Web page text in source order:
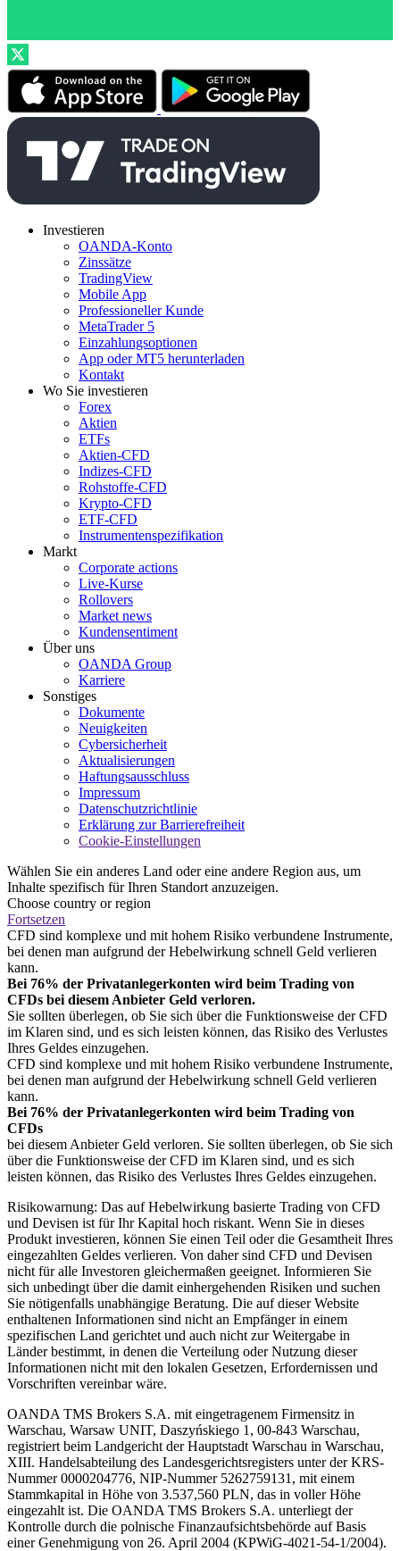
Investieren
OANDA-Konto
Zinssätze
TradingView
Mobile App
Professioneller Kunde
MetaTrader 5
Einzahlungsoptionen
App oder MT5 herunterladen
Kontakt
Wo Sie investieren
Forex
Aktien
ETFs
Aktien-CFD
Indizes-CFD
Rohstoffe-CFD
Krypto-CFD
ETF-CFD
Instrumentenspezifikation
Markt
Corporate actions
Live-Kurse
Rollovers
Market news
Kundensentiment
Über uns
OANDA Group
Karriere
Sonstiges
Dokumente
Neuigkeiten
Cybersicherheit
Aktualisierungen
Haftungsausschluss
Impressum
Datenschutzrichtlinie
Erklärung zur Barrierefreiheit
Cookie-Einstellungen
Wählen Sie ein anderes Land oder eine andere Region aus, um
Inhalte spezifisch für Ihren Standort anzuzeigen.
Choose country or region
Fortsetzen
CFD sind komplexe und mit hohem Risiko verbundene Instrumente,
bei denen man aufgrund der Hebelwirkung schnell Geld verlieren
kann.
Bei 76% der Privatanlegerkonten wird beim Trading von
CFDs bei diesem Anbieter Geld verloren.
Sie sollten überlegen, ob Sie sich über die Funktionsweise der CFD
im Klaren sind, und es sich leisten können, das Risiko des Verlustes
Ihres Geldes einzugehen.
CFD sind komplexe und mit hohem Risiko verbundene Instrumente,
bei denen man aufgrund der Hebelwirkung schnell Geld verlieren
kann.
Bei 76% der Privatanlegerkonten wird beim Trading von
CFDs
bei diesem Anbieter Geld verloren. Sie sollten überlegen, ob Sie sich
über die Funktionsweise der CFD im Klaren sind, und es sich
leisten können, das Risiko des Verlustes Ihres Geldes einzugehen.
Risikowarnung: Das auf Hebelwirkung basierte Trading von CFD
und Devisen ist für Ihr Kapital hoch riskant. Wenn Sie in dieses
Produkt investieren, können Sie einen Teil oder die Gesamtheit Ihres
eingezahlten Geldes verlieren. Von daher sind CFD und Devisen
nicht für alle Investoren gleichermaßen geeignet. Informieren Sie
sich unbedingt über die damit einhergehenden Risiken und suchen
Sie nötigenfalls unabhängige Beratung. Die auf dieser Website
enthaltenen Informationen sind nicht an Empfänger in einem
spezifischen Land gerichtet und auch nicht zur Weitergabe in
Länder bestimmt, in denen die Verteilung oder Nutzung dieser
Informationen nicht mit den lokalen Gesetzen, Erfordernissen und
Vorschriften vereinbar wäre.
OANDA TMS Brokers S.A. mit eingetragenem Firmensitz in
Warschau, Warsaw UNIT, Daszyńskiego 1, 00-843 Warschau,
registriert beim Landgericht der Hauptstadt Warschau in Warschau,
XIII. Handelsabteilung des Landesgerichtsregisters unter der KRS-
Nummer 0000204776, NIP-Nummer 5262759131, mit einem
Stammkapital in Höhe von 3.537,560 PLN, das in voller Höhe
eingezahlt ist. Die OANDA TMS Brokers S.A. unterliegt der
Kontrolle durch die polnische Finanzaufsichtsbehörde auf Basis
einer Genehmigung von 26. April 2004 (KPWiG-4021-54-1/2004).